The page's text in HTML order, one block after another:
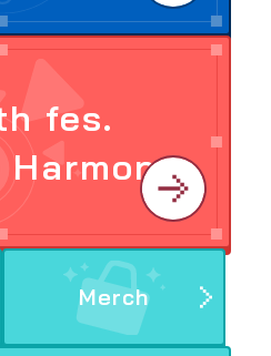
fes.
Harmony
Merch